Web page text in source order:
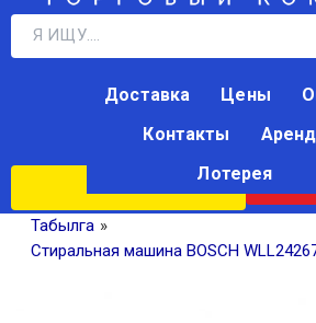
Доставка Цены
Контакты
Лотерея
Табылга »
Стиральная машина BOSCH